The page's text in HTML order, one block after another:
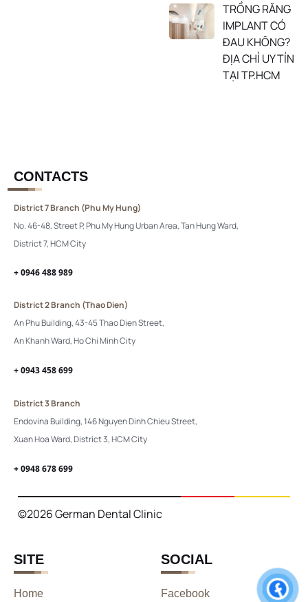
TRỒNG RĂNG
IMPLANT CÓ
ĐAU KHÔNG?
ĐỊA CHỈ UY TÍN
TẠI TP.HCM
SITE
Home
SOCIAL
Facebook
CONTACTS
District 7 Branch (Phu My Hung)
No. 46-48, Street P, Phu My Hung Urban Area, Tan Hung Ward,
District 7, HCM City
+ 0946 488 989
District 2 Branch (Thao Dien)
An Phu Building, 43-45 Thao Dien Street,
An Khanh Ward, Ho Chi Minh City
+ 0943 458 699
District 3 Branch
Endovina Building, 146 Nguyen Dinh Chieu Street,
Xuan Hoa Ward, District 3, HCM City
+ 0948 678 699
©2026 German Dental Clinic